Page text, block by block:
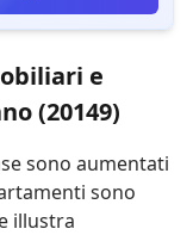
e
(20149)
sono aumentati
sono
illustra